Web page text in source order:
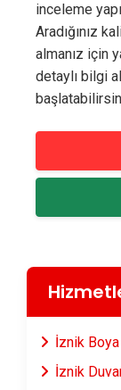
inceleme
Aradığınız
almanız için
detaylı bilgi
İznik
İznik